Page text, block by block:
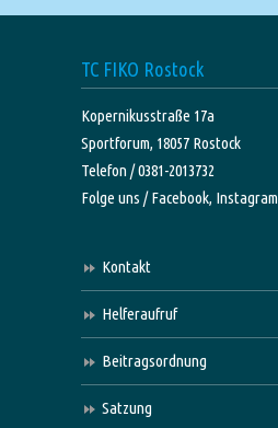
TC FIKO Rostock
Kopernikusstraße 17a
Sportforum, 18057 Rostock
Telefon / 0381-2013732
Folge uns /Facebook, Instagram
Kontakt
Helferaufruf
Beitragsordnung
Satzung